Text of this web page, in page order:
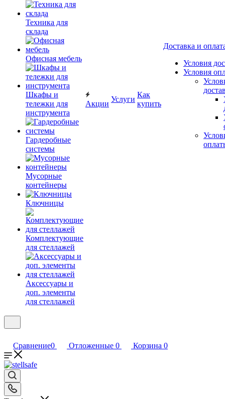
Техника для
склада
Офисная мебель
Шкафы и
тележки для
инструмента
Гардеробные
системы
Мусорные
контейнеры
Ключницы
Комплектующие
для стеллажей
Аксессуары и
доп. элементы
для стеллажей
Акции
Услуги
Как
купить
Доставка и
Условия
Условия
Сравнение0 Отложенные 0 Корзина 0